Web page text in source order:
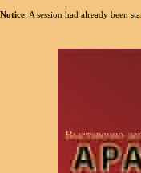
Notice: A session had already been